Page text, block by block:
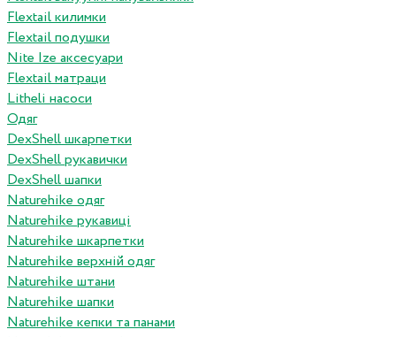
Flextail килимки
Flextail подушки
Nite Ize аксесуари
Flextail матраци
Litheli насоси
Одяг
DexShell шкарпетки
DexShell рукавички
DexShell шапки
Naturehike одяг
Naturehike рукавиці
Naturehike шкарпетки
Naturehike верхній одяг
Naturehike штани
Naturehike шапки
Naturehike кепки та панами